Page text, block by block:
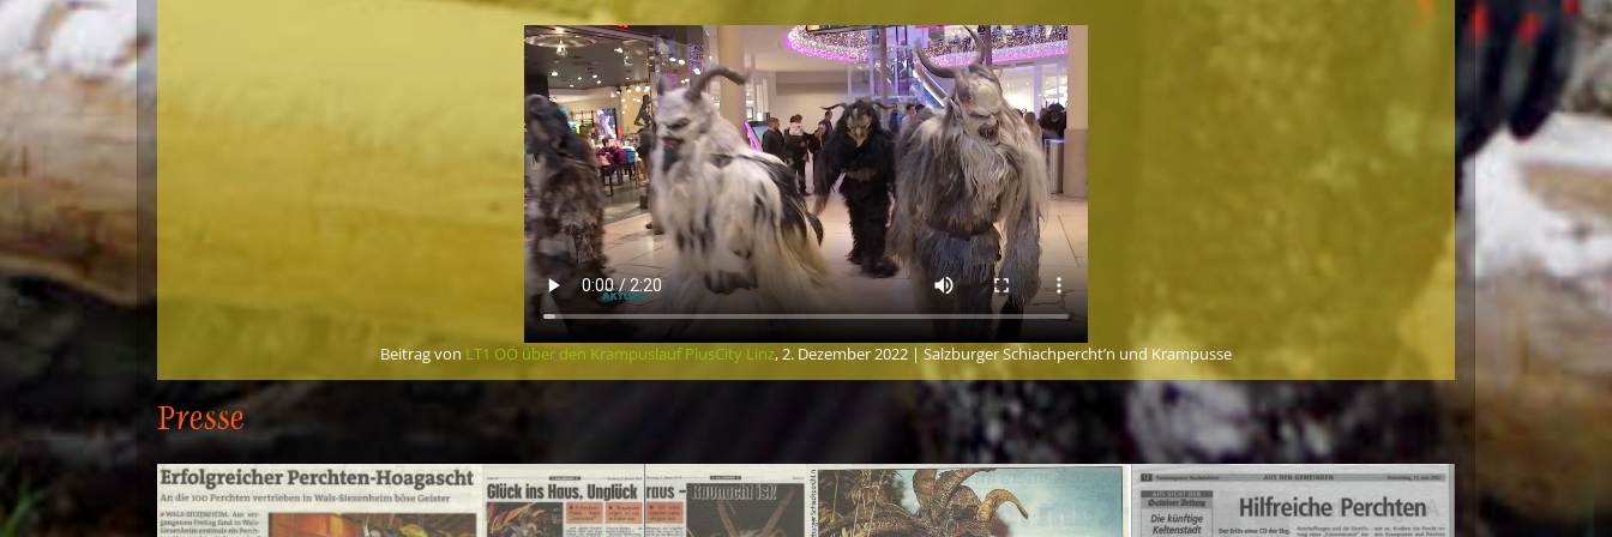
Beitrag von LT1 OÖ über den Krampuslauf PlusCity Linz, 2. Dezember 2022 | Salzburger Schiachpercht’n und Krampusse
Presse